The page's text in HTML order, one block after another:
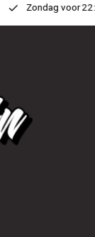
Zondag voor